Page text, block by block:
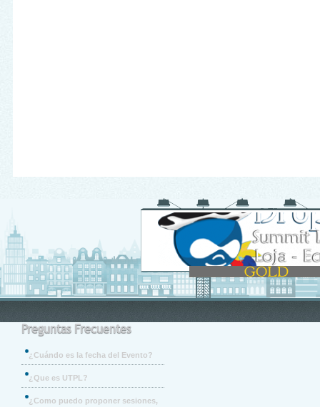
Preguntas Frecuentes
¿Cuándo es la fecha del Evento?
¿Que es UTPL?
¿Como puedo proponer sesiones,